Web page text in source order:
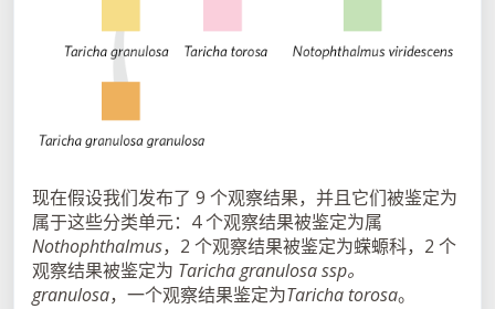
现在假设我们发布了 9 个观察结果，并且它们被鉴定为
属于这些分类单元：4 个观察结果被鉴定为属
Nothophthalmus，2 个观察结果被鉴定为蝾螈科，2 个
观察结果被鉴定为 Taricha granulosa ssp。
granulosa，一个观察结果鉴定为Taricha torosa。